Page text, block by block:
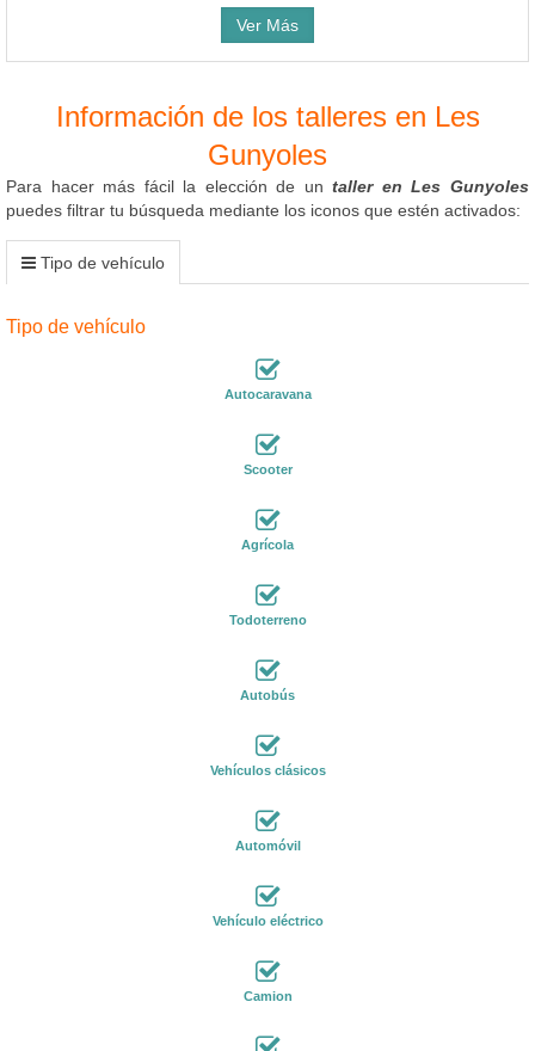
Ver Más
Información de los talleres en Les
Gunyoles
Para hacer más fácil la elección de untaller en Les Gunyoles
puedes filtrar tu búsqueda mediante los iconos que estén activados:
Tipo de vehículo
Tipo de vehículo
Autocaravana
Scooter
Agrícola
Todoterreno
Autobús
Vehículos clásicos
Automóvil
Vehículo eléctrico
Camion